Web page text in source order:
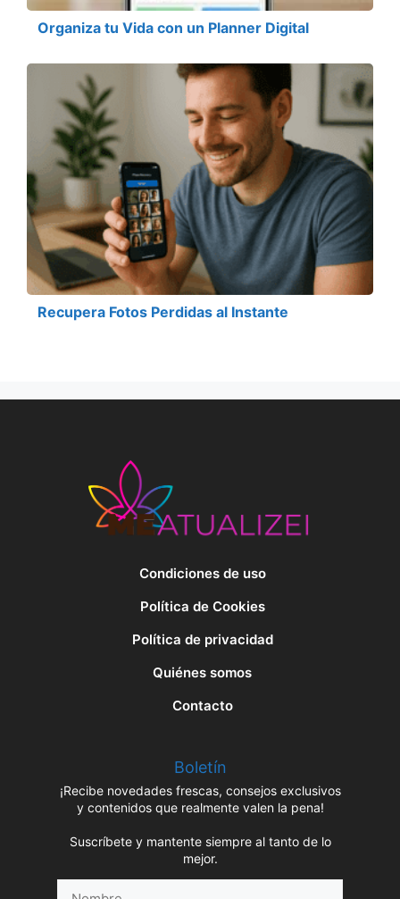
Organiza tu Vida con un Planner Digital
Recupera Fotos Perdidas al Instante
Condiciones de uso
Política de Cookies
Política de privacidad
Quiénes somos
Contacto
Boletín
¡Recibe novedades frescas, consejos exclusivos
y contenidos que realmente valen la pena!
Suscríbete y mantente siempre al tanto de lo
mejor.